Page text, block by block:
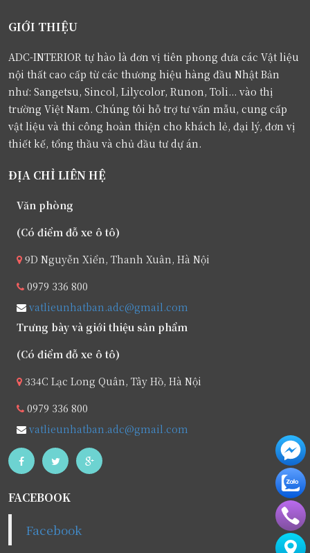
GIỚI THIỆU
ADC-INTERIOR tự hào là đơn vị tiên phong đưa các Vật liệu
nội thất cao cấp từ các thương hiệu hàng đầu Nhật Bản
như: Sangetsu, Sincol, Lilycolor, Runon, Toli... vào thị
trường Việt Nam. Chúng tôi hỗ trợ tư vấn mẫu, cung cấp
vật liệu và thi công hoàn thiện cho khách lẻ, đại lý, đơn vị
thiết kế, tổng thầu và chủ đầu tư dự án.
ĐỊA CHỈ LIÊN HỆ
Văn phòng
(Có điểm đỗ xe ô tô)
9D Nguyễn Xiển, Thanh Xuân, Hà Nội
0979 336 800
vatlieunhatban.adc@gmail.com
Trưng bày và giới thiệu sản phẩm
(Có điểm đỗ xe ô tô)
334C Lạc Long Quân, Tây Hồ, Hà Nội
0979 336 800
vatlieunhatban.adc@gmail.com
FACEBOOK
Facebook